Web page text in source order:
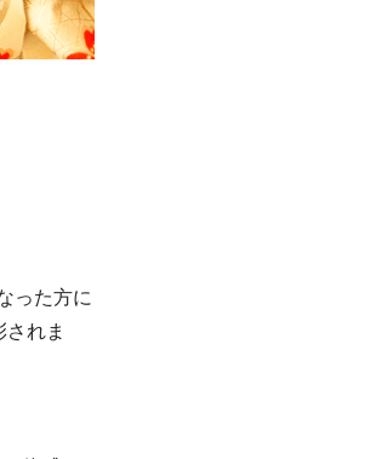
った⽅に
れま